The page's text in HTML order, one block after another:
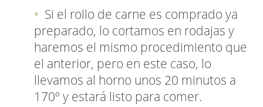
Si el rollo de carne es comprado ya
preparado, lo cortamos en rodajas y
haremos el mismo procedimiento que
el anterior, pero en este caso, lo
llevamos al horno unos 20 minutos a
170º y estará listo para comer.